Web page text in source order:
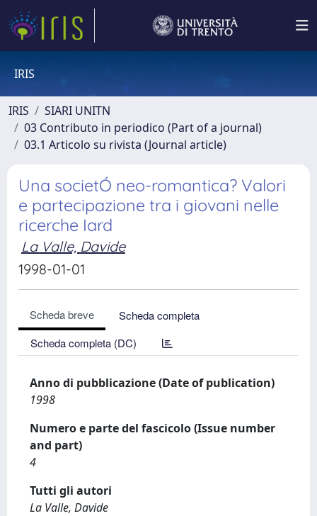
IRIS
IRIS
SIARI UNITN
03 Contributo in periodico (Part of a journal)
03.1 Articolo su rivista (Journal article)
Una societÓ neo-romantica? Valori
e partecipazione tra i giovani nelle
ricerche Iard
La Valle, Davide
1998-01-01
Scheda breve
Scheda completa
Scheda completa (DC)
Anno di pubblicazione (Date of publication)
1998
Numero e parte del fascicolo (Issue number
and part)
4
Tutti gli autori
La Valle, Davide